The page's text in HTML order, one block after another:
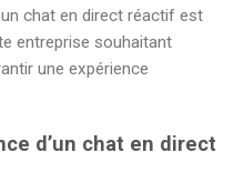
chat en direct réactif est
entreprise souhaitant
une expérience
d’un chat en direct